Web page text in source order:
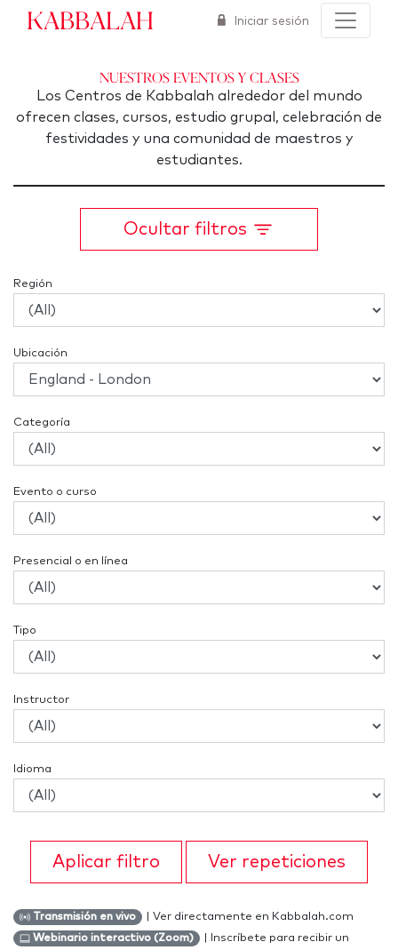
Kabbalah Iniciar sesión
Nuestros eventos y clases
Los Centros de Kabbalah alrededor del mundo
ofrecen clases, cursos, estudio grupal, celebración de
festividades y una comunidad de maestros y
estudiantes.
Ocultar filtros
Región
Ubicación
Categoría
Evento o curso
Presencial o en línea
Tipo
Instructor
Idioma
Aplicar filtro Ver repeticiones
Transmisión en vivo | Ver directamente en Kabbalah.com
Webinario interactivo (Zoom)
| Inscríbete para recibir un